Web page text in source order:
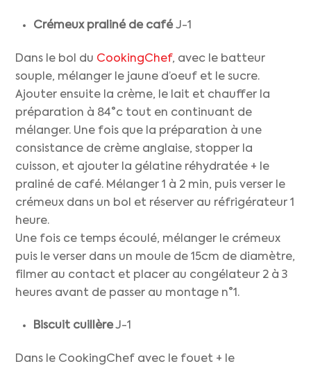
Crémeux praliné de caféJ-1
Dans le bol du CookingChef, avec le batteur
souple, mélanger le jaune d’oeuf et le sucre.
Ajouter ensuite la crème, le lait et chauffer la
préparation à 84°c tout en continuant de
mélanger. Une fois que la préparation à une
consistance de crème anglaise, stopper la
cuisson, et ajouter la gélatine réhydratée + le
praliné de café. Mélanger 1 à 2 min, puis verser le
crémeux dans un bol et réserver au réfrigérateur 1
heure.
Une fois ce temps écoulé, mélanger le crémeux
puis le verser dans un moule de 15cm de diamètre,
filmer au contact et placer au congélateur 2 à 3
heures avant de passer au montage n°1.
Biscuit cuillèreJ-1
Dans le CookingChef avec le fouet + le